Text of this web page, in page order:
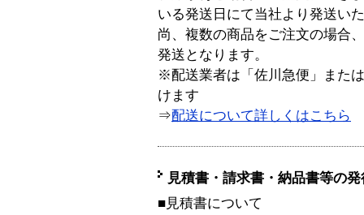
いる発送日にて当社より発送い
尚、複数の商品をご注文の場合
発送となります。
※配送業者は「佐川急便」また
けます
⇒配送について詳しくはこちら
見積書・請求書・納品書等の
■見積書について